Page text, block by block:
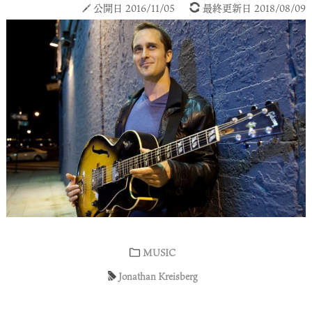
公開日 2016/11/05 最終更新日 2018/08/09
MUSIC
Jonathan Kreisberg